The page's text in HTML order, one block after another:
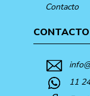
Contacto
CONTACTO
11